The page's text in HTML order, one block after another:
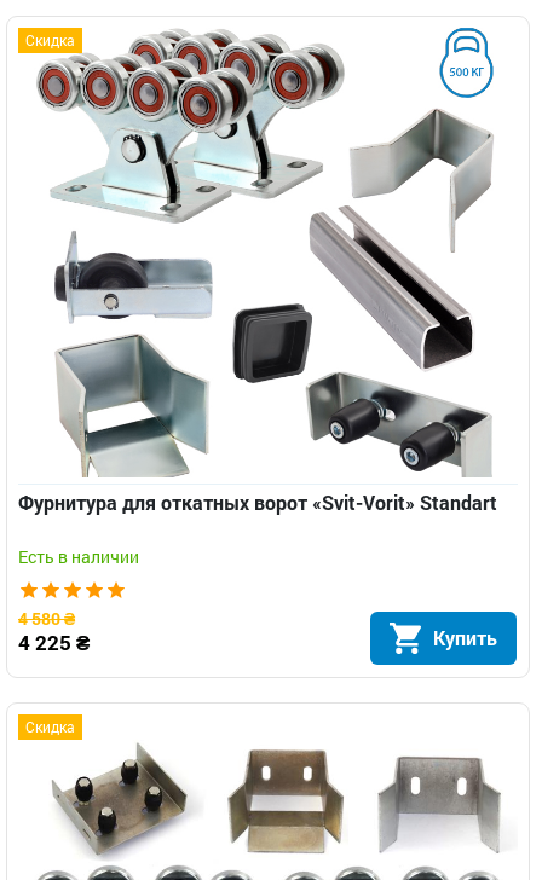
Скидка
Фурнитура для откатных ворот «Svit-Vorit» Standart
Есть в наличии
4 580 ₴
4 225 ₴ Купить
Скидка